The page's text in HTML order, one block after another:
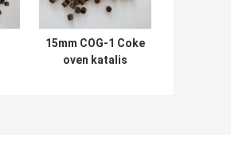
15mm COG-1 Coke
oven katalis